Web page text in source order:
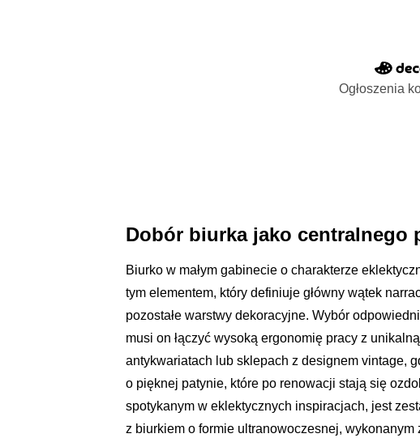
Ogłoszenia
Dobór biurka jako centralnego
Biurko w małym gabinecie o charakterze
tym elementem, który definiuje główny wątek
pozostałe warstwy dekoracyjne. Wybór
musi on łączyć wysoką ergonomię pracy z
antykwariatach lub sklepach z designem vintage,
o pięknej patynie, które po renowacji stają się
spotykanym w eklektycznych inspiracjach, jest
z biurkiem o formie ultranowoczesnej,